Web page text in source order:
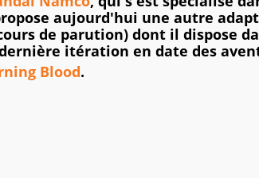
aujourd'hui une autre
de parution) dont il dispose
itération en date des
Blood.